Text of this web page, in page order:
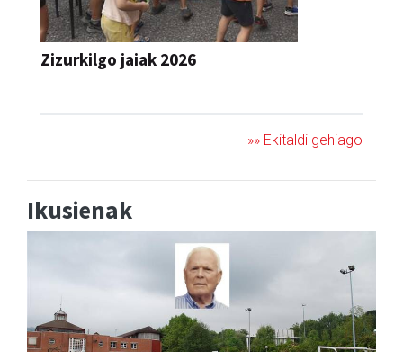
Zizurkilgo jaiak 2026
»» Ekitaldi gehiago
Ikusienak